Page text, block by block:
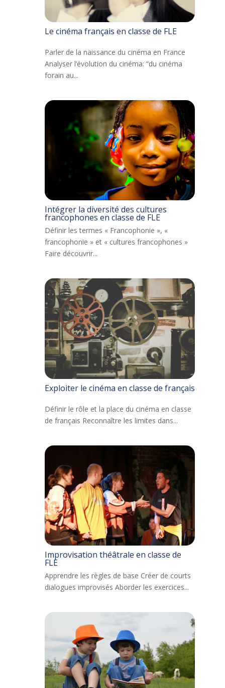
Le cinéma français en classe de FLE
Parler de la naissance du cinéma en France
Analyser l’évolution du cinéma: “du cinéma
forain au...
Intégrer la diversité des cultures
francophones en classe de FLE
Définir les termes « Francophonie », «
francophonie » et « cultures francophones »
Faire découvrir...
Exploiter le cinéma en classe de français
Définir le rôle et la place du cinéma en classe
de français Reconnaître les limites dans...
Improvisation théâtrale en classe de
FLE
Apprendre les règles de base Créer de courts
dialogues improvisés Aborder les exercices...